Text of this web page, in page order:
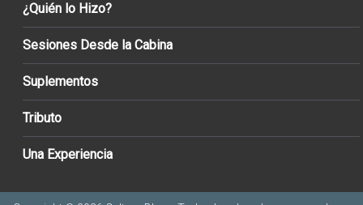
¿Quién lo Hizo?
Sesiones Desde la Cabina
Suplementos
Tributo
Una Experiencia